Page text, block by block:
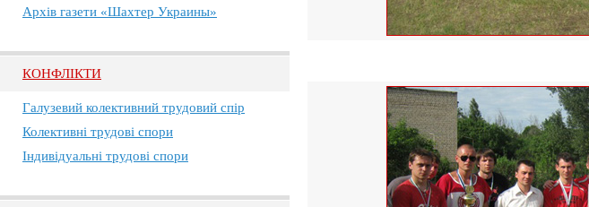
Архів газети «Шахтер Украины»
КОНФЛІКТИ
Галузевий колективний трудовий спір
Колективні трудові спори
Індивідуальні трудові спори